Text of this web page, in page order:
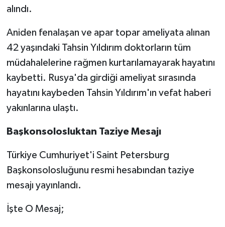
alındı.
Aniden fenalaşan ve apar topar ameliyata alınan
42 yaşındaki Tahsin Yıldırım doktorların tüm
müdahalelerine rağmen kurtarılamayarak hayatını
kaybetti. Rusya'da girdiği ameliyat sırasında
hayatını kaybeden Tahsin Yıldırım'ın vefat haberi
yakınlarına ulaştı.
Başkonsolosluktan Taziye Mesajı
Türkiye Cumhuriyet'i Saint Petersburg
Başkonsolosluğunu resmi hesabından taziye
mesajı yayınlandı.
İşte O Mesaj;